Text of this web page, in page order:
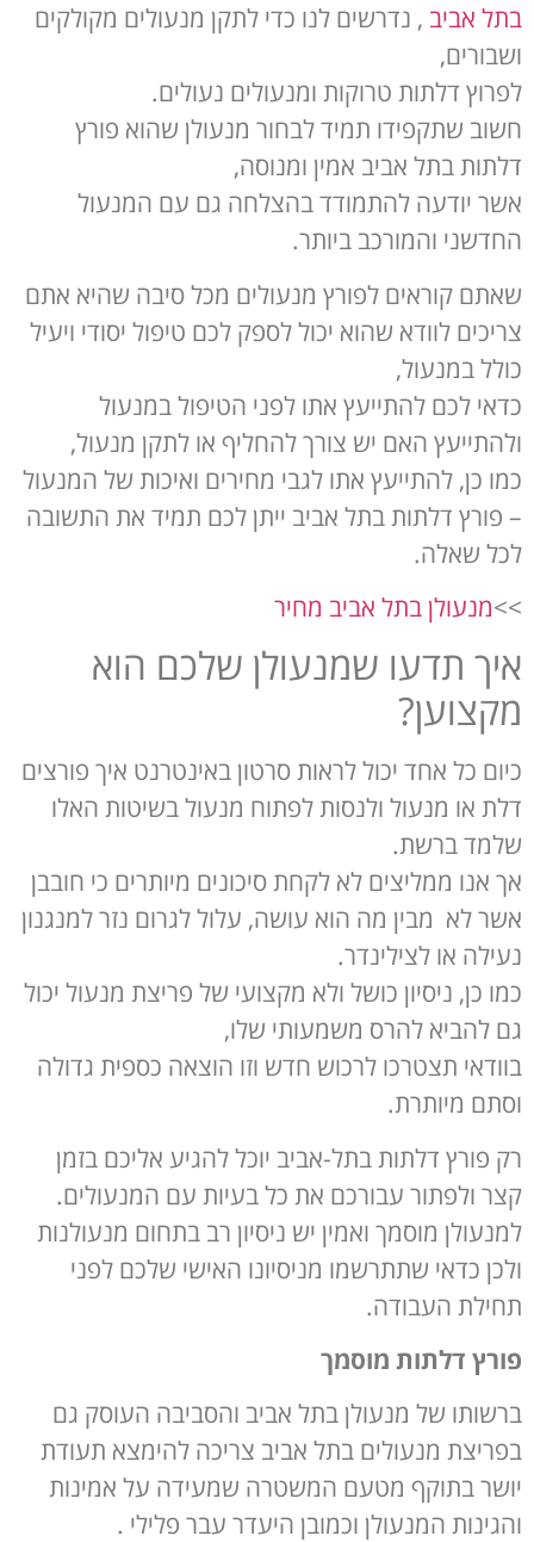
בתל אביב , נדרשים לנו כדי לתקן מנעולים מקולקים
ושבורים,
לפרוץ דלתות טרוקות ומנעולים נעולים.
חשוב שתקפידו תמיד לבחור מנעולן שהוא פורץ
דלתות בתל אביב אמין ומנוסה,
אשר יודעה להתמודד בהצלחה גם עם המנעול
החדשני והמורכב ביותר.
שאתם קוראים לפורץ מנעולים מכל סיבה שהיא אתם
צריכים לוודא שהוא יכול לספק לכם טיפול יסודי ויעיל
כולל במנעול,
כדאי לכם להתייעץ אתו לפני הטיפול במנעול
ולהתייעץ האם יש צורך להחליף או לתקן מנעול,
כמו כן, להתייעץ אתו לגבי מחירים ואיכות של המנעול
– פורץ דלתות בתל אביב ייתן לכם תמיד את התשובה
לכל שאלה.
>>מנעולן בתל אביב מחיר
איך תדעו שמנעולן שלכם הוא
מקצוען?
כיום כל אחד יכול לראות סרטון באינטרנט איך פורצים
דלת או מנעול ולנסות לפתוח מנעול בשיטות האלו
שלמד ברשת.
אך אנו ממליצים לא לקחת סיכונים מיותרים כי חובבן
אשר לא מבין מה הוא עושה, עלול לגרום נזר למנגנון
נעילה או לצילינדר.
כמו כן, ניסיון כושל ולא מקצועי של פריצת מנעול יכול
גם להביא להרס משמעותי שלו,
בוודאי תצטרכו לרכוש חדש וזו הוצאה כספית גדולה
וסתם מיותרת.
רק פורץ דלתות בתל-אביב יוכל להגיע אליכם בזמן
קצר ולפתור עבורכם את כל בעיות עם המנעולים.
למנעולן מוסמך ואמין יש ניסיון רב בתחום מנעולנות
ולכן כדאי שתתרשמו מניסיונו האישי שלכם לפני
תחילת העבודה.
פורץ דלתות מוסמך
ברשותו של מנעולן בתל אביב והסביבה העוסק גם
בפריצת מנעולים בתל אביב צריכה להימצא תעודת
יושר בתוקף מטעם המשטרה שמעידה על אמינות
והגינות המנעולן וכמובן היעדר עבר פלילי .